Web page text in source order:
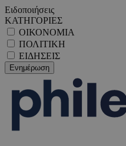
Ειδοποιήσεις
ΚΑΤΗΓΟΡΙΕΣ
ΟΙΚΟΝΟΜΙΑ
ΠΟΛΙΤΙΚΗ
ΕΙΔΗΣΕΙΣ